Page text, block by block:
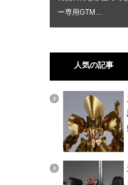
ー専用GTM…
人気の記事